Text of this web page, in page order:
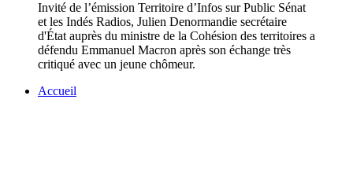
Invité de l’émission Territoire d’Infos sur Public Sénat
et les Indés Radios, Julien Denormandie secrétaire
d'État auprès du ministre de la Cohésion des territoires a
défendu Emmanuel Macron après son échange très
critiqué avec un jeune chômeur.
Accueil